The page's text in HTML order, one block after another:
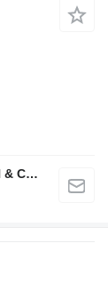
alga Nutzfahrzeug- und Baumaschinen GmbH & Co. KG